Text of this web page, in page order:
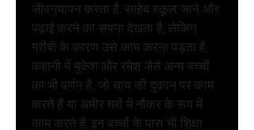
जीवनयापन करता है. साहेब स्कूल जाने और
पढ़ाई करने का सपना देखता है, लेकिन
गरीबी के कारण उसे काम करना पड़ता है.
कहानी में मुकेश और रमेश जैसे अन्य बच्चों
का भी वर्णन है, जो चाय की दुकान पर काम
करते हैं या अमीर घरों में नौकर के रूप में
काम करते हैं. इन बच्चों के पास भी शिक्षा